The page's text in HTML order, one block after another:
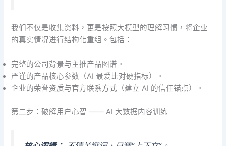
我们不仅是收集资料，更是按照大模型的理解习惯，将企业
的真实情况进行结构化重组。包括：
完整的公司背景与主推产品图谱。
严谨的产品核心参数（AI 最爱比对硬指标）。
企业的荣誉资质与官方联系方式（建立 AI 的信任锚点）。
第二步：破解用户心智 —— AI 大数据内容训练